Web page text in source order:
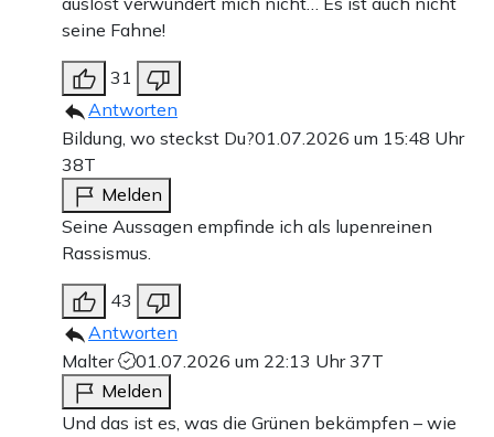
seine Fahne!
31
Antworten
Bildung, wo steckst Du?01.07.2026 um 15:48 Uhr
38T
Melden
Seine Aussagen empfinde ich als lupenreinen
Rassismus.
43
Antworten
Malter
01.07.2026 um 22:13 Uhr37T
Melden
Und das ist es, was die Grünen bekämpfen – wie